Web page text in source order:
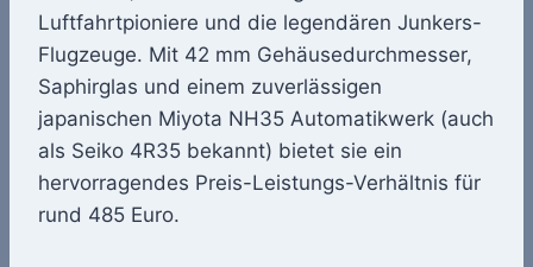
Luftfahrtpioniere und die legendären Junkers-
Flugzeuge. Mit 42 mm Gehäusedurchmesser,
Saphirglas und einem zuverlässigen
japanischen Miyota NH35 Automatikwerk (auch
als Seiko 4R35 bekannt) bietet sie ein
hervorragendes Preis-Leistungs-Verhältnis für
rund 485 Euro.